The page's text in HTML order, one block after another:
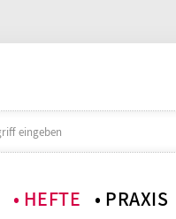
HEFTE PRAXIS